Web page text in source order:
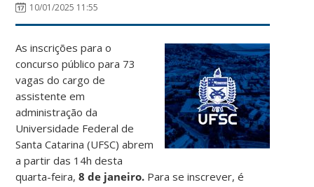
10/01/2025 11:55
As inscrições para o
concurso público para 73
vagas do cargo de
assistente em
administração da
Universidade Federal de
Santa Catarina (UFSC) abrem
a partir das 14h desta
quarta-feira,8 de janeiro. Para se inscrever, é